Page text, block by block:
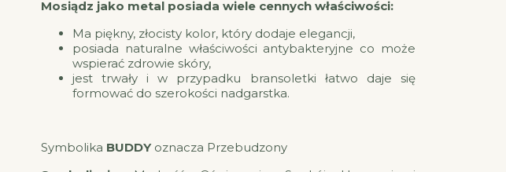
Mosiądz jako metal posiada wiele cennych właściwości:
Ma piękny, złocisty kolor, który dodaje elegancji,
posiada naturalne właściwości antybakteryjne co może
wspierać zdrowie skóry,
jest trwały i w przypadku bransoletki łatwo daje się
formować do szerokości nadgarstka.
Symbolika BUDDYoznacza Przebudzony